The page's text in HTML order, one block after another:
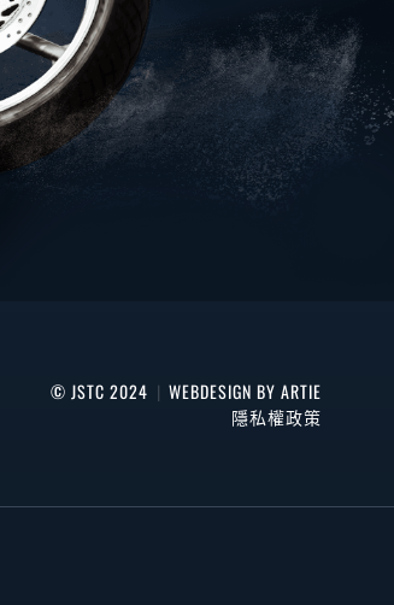
© JSTC 2024 | WEBDESIGN BY ARTIE
隱私權政策